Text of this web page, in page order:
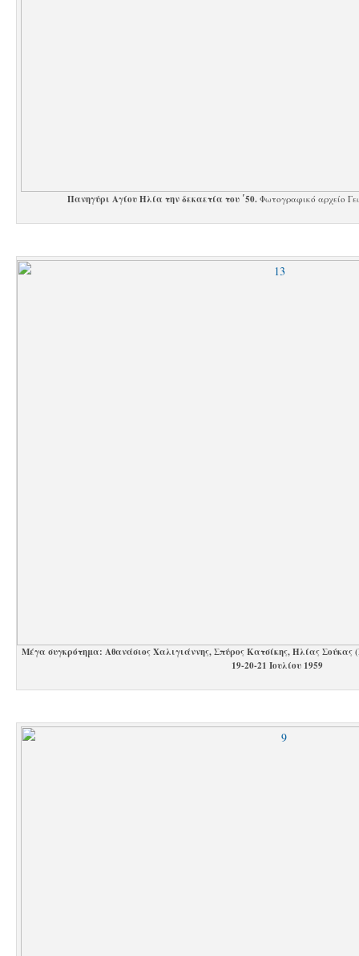
Πανηγύρι Αγίου Ηλία την δεκαετία του ΄50. Φωτογραφικό αρχείο
Μέγα συγκρότημα: Αθανάσιος Χαλιγιάννης, Σπύρος Κατσίκης, Ηλίας Σούκας
19-20-21 Ιουλίου 1959